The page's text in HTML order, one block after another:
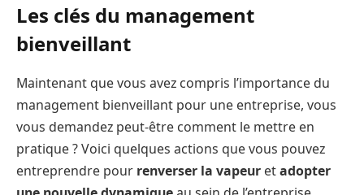
Les clés du management
bienveillant
Maintenant que vous avez compris l’importance du
management bienveillant pour une entreprise, vous
vous demandez peut-être comment le mettre en
pratique ? Voici quelques actions que vous pouvez
entreprendre pour renverser la vapeur etadopter